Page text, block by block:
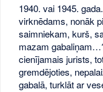
1940. vai 1945.
virknēdams, nonāk
saimniekam, kurš,
mazam
cienījamais jurists,
gremdējoties,
gabalā, turklāt ar